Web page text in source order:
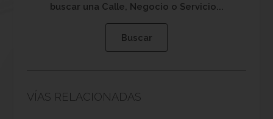
buscar una Calle, Negocio o Servicio...
VÍAS RELACIONADAS